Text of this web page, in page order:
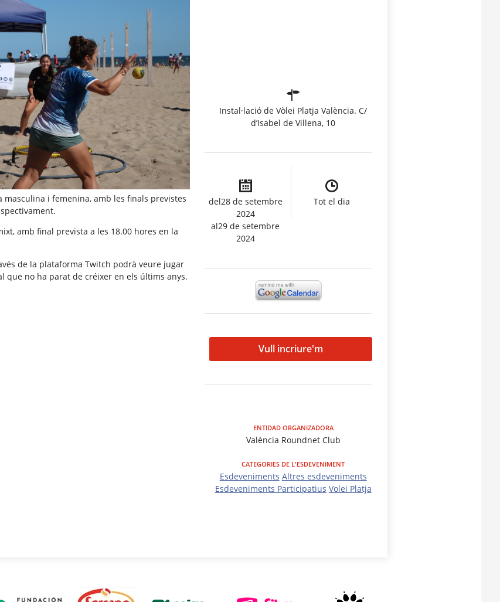
masculina i femenina, amb les finals previstes
amb final prevista a les 18.00 hores en la
de la plataforma Twitch podrà veure jugar
que no ha parat de créixer en els últims anys.
Instal·lació de Vòlei Platja València. C/
d’Isabel de Villena, 10
del28 de setembre
2024
al29 de setembre
2024
Tot el dia
Vull incriure'm
ENTIDAD ORGANIZADORA
València Roundnet Club
CATEGORIES DE L'ESDEVENIMENT
Esdeveniments Altres esdeveniments
Esdeveniments Participatius Volei Platja